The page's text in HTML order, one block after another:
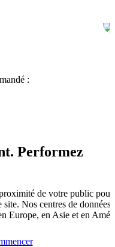
:
Performez
de votre public pour
Nos centres de données
Europe, en Asie et en